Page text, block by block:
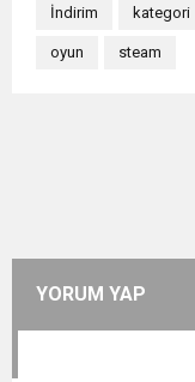
İndirim kategori
oyun steam
YORUM YAP